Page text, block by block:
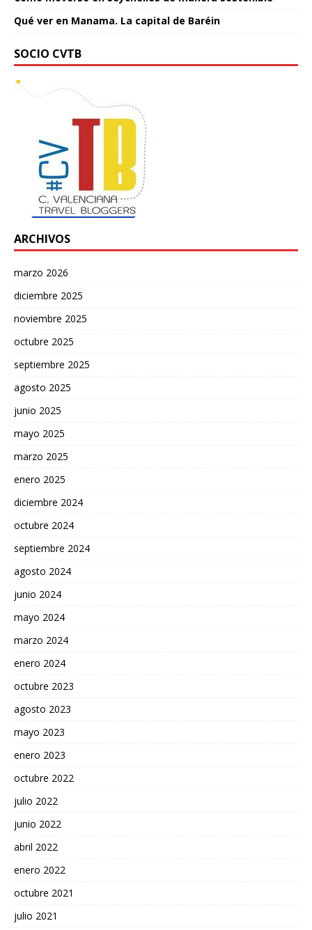
Qué ver en Manama. La capital de Baréin
SOCIO CVTB
ARCHIVOS
marzo 2026
diciembre 2025
noviembre 2025
octubre 2025
septiembre 2025
agosto 2025
junio 2025
mayo 2025
marzo 2025
enero 2025
diciembre 2024
octubre 2024
septiembre 2024
agosto 2024
junio 2024
mayo 2024
marzo 2024
enero 2024
octubre 2023
agosto 2023
mayo 2023
enero 2023
octubre 2022
julio 2022
junio 2022
abril 2022
enero 2022
octubre 2021
julio 2021